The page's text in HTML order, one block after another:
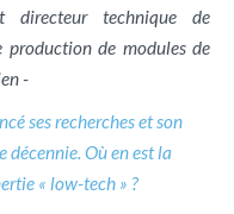
directeur technique de
production de modules de
-
ses recherches et son
décennie. Où en est la
« low-tech » ?